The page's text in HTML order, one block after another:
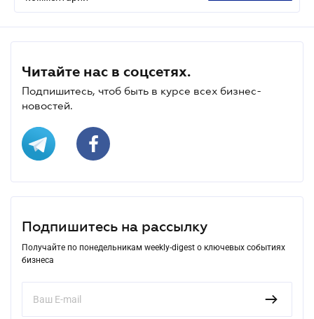
Читайте нас в соцсетях.
Подпишитесь, чтоб быть в курсе всех бизнес-
новостей.
Подпишитесь на рассылку
Получайте по понедельникам weekly-digest о ключевых событиях
бизнеса